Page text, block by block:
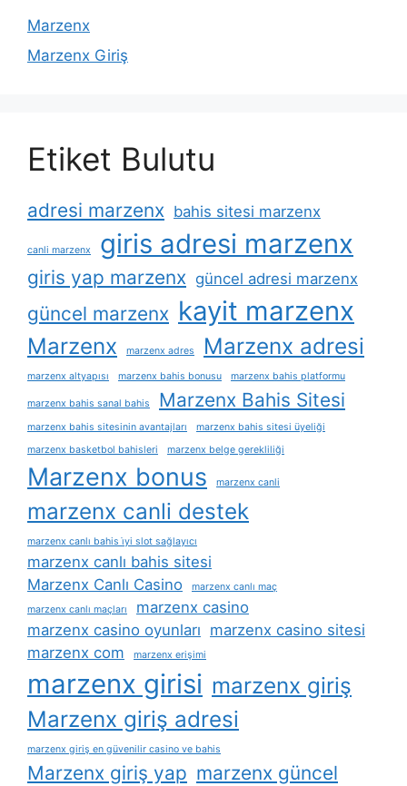
Marzenx
Marzenx Giriş
Etiket Bulutu
adresi marzenx bahis sitesi marzenx
canli marzenx giris adresi marzenx
giris yap marzenx güncel adresi marzenx
güncel marzenx kayit marzenx
Marzenx marzenx adres Marzenx adresi
marzenx altyapısı marzenx bahis bonusu marzenx bahis platformu
marzenx bahis sanal bahis Marzenx Bahis Sitesi
marzenx bahis sitesinin avantajları
marzenx bahis sitesi üyeliği
marzenx basketbol bahisleri
marzenx belge gerekliliği
Marzenx bonus marzenx canli
marzenx canli destek
marzenx canlı bahis i̇yi slot sağlayıcı
marzenx canlı bahis sitesi
Marzenx Canlı Casino
marzenx canlı maç
marzenx canlı maçları
marzenx casino
marzenx casino oyunları marzenx casino sitesi
marzenx com
marzenx erişimi
marzenx girisi marzenx giriş
Marzenx giriş adresi
marzenx giriş en güvenilir casino ve bahis
Marzenx giriş yap marzenx güncel